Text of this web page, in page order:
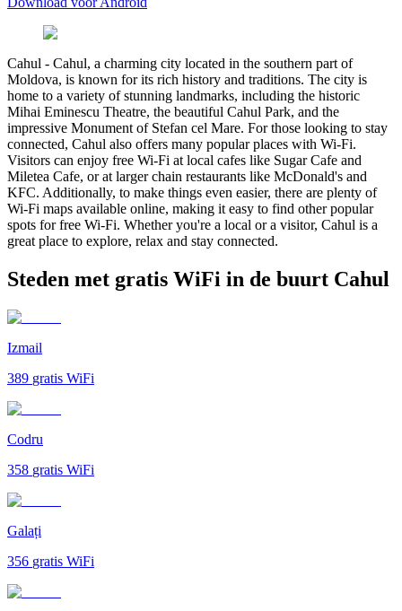
Cahul - Cahul, a charming city located in the southern part of
Moldova, is known for its rich history and traditions. The city is
home to a variety of stunning landmarks, including the historic
Mihai Eminescu Theatre, the beautiful Cahul Park, and the
impressive Monument of Stefan cel Mare. For those looking to stay
connected, Cahul also offers many popular places with Wi-Fi.
Visitors can enjoy free Wi-Fi at local cafes like Sugar Cafe and
Miletea Cafe, or at larger chain restaurants like McDonald's and
KFC. Additionally, to make things even easier, there are plenty of
Wi-Fi maps available online, making it easy to find other popular
spots for free Wi-Fi. Whether you're a local or a visitor, Cahul is a
great place to explore, relax and stay connected.
Steden met gratis WiFi in de buurt Cahul
Izmail
389 gratis WiFi
Codru
358 gratis WiFi
Galați
356 gratis WiFi